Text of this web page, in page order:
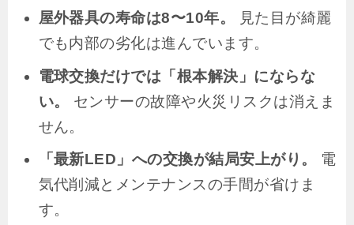
屋外器具の寿命は8〜10年。
見た目が綺麗
でも内部の劣化は進んでいます。
電球交換だけでは「根本解決」にならな
い。
センサーの故障や火災リスクは消えま
せん。
「最新LED」への交換が結局安上がり。
電
気代削減とメンテナンスの手間が省けま
す。